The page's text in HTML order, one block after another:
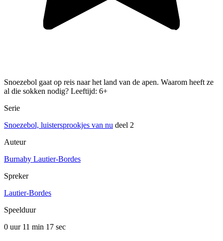
Snoezebol gaat op reis naar het land van de apen. Waarom heeft ze
al die sokken nodig? Leeftijd: 6+
Serie
Snoezebol, luistersprookjes van nu deel 2
Auteur
Burnaby Lautier-Bordes
Spreker
Lautier-Bordes
Speelduur
0 uur 11 min 17 sec